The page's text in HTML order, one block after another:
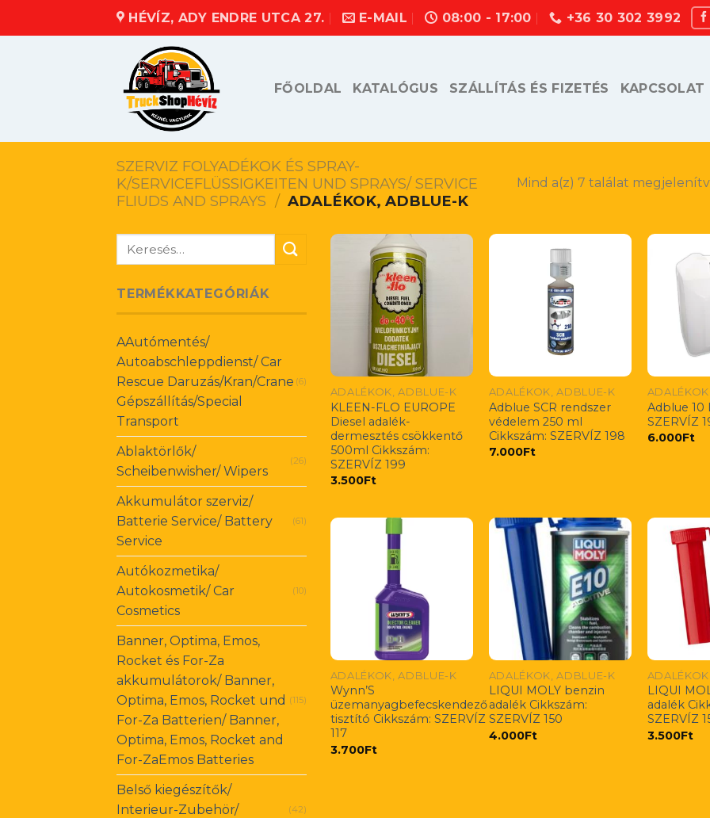
HÉVÍZ, ADY ENDRE UTCA 27. E-MAIL 08:00 - 17:00 +36 30 302 3992
FŐOLDAL KATALÓGUS SZÁLLÍTÁS ÉS FIZETÉS KAPCSOLAT
SZERVIZ FOLYADÉKOK ÉS SPRAY-
K/SERVICEFLÜSSIGKEITEN UND SPRAYS/ SERVICE
FLIUDS AND SPRAYS / ADALÉKOK, ADBLUE-K
Mind a(z) 7 találat
Keresés
TERMÉKKATEGÓRIÁK
AAutómentés/
Autoabschleppdienst/ Car
Rescue Daruzás/Kran/Crane
Gépszállítás/Special
Transport
(6)
Ablaktörlők/
Scheibenwisher/ Wipers
(26)
Akkumulátor szerviz/
Batterie Service/ Battery
Service
(61)
Autókozmetika/
Autokosmetik/ Car
Cosmetics
(10)
Banner, Optima, Emos,
Rocket és For-Za
akkumulátorok/ Banner,
Optima, Emos, Rocket und
For-Za Batterien/ Banner,
Optima, Emos, Rocket and
For-ZaEmos Batteries
(115)
Belső kiegészítők/
Interieur-Zubehör/
(42)
ADALÉKOK, ADBLUE-K
KLEEN-FLO EUROPE
Diesel adalék-
dermesztés csökkentő
500ml Cikkszám:
SZERVÍZ 199
3.500Ft
ADALÉKOK, ADBLUE-K
Adblue SCR rendszer
védelem 250 ml
Cikkszám: SZERVÍZ 198
7.000Ft
Adblue 10
SZERVÍZ
6.000Ft
ADALÉKOK, ADBLUE-K
Wynn’S
üzemanyagbefecskendező
tisztító Cikkszám: SZERVÍZ
117
3.700Ft
ADALÉKOK, ADBLUE-K
LIQUI MOLY benzin
adalék Cikkszám:
SZERVÍZ 150
4.000Ft
LIQUI
adalék
SZERVÍZ
3.500Ft